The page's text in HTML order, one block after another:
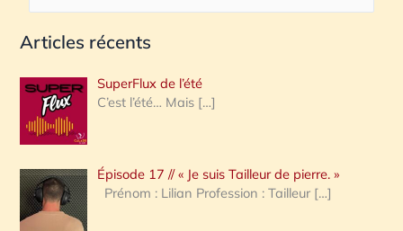
c
e
r
c
h
e
Articles récents
SuperFlux de l’été
C’est l’été… Mais […]
Épisode 17 // « Je suis Tailleur de pierre. »
Prénom : Lilian Profession : Tailleur […]